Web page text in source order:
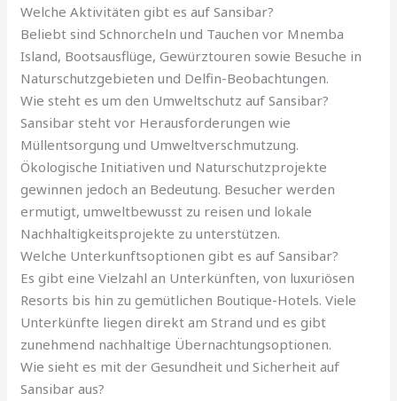
Welche Aktivitäten gibt es auf Sansibar?
Beliebt sind Schnorcheln und Tauchen vor Mnemba
Island, Bootsausflüge, Gewürztouren sowie Besuche in
Naturschutzgebieten und Delfin-Beobachtungen.
Wie steht es um den Umweltschutz auf Sansibar?
Sansibar steht vor Herausforderungen wie
Müllentsorgung und Umweltverschmutzung.
Ökologische Initiativen und Naturschutzprojekte
gewinnen jedoch an Bedeutung. Besucher werden
ermutigt, umweltbewusst zu reisen und lokale
Nachhaltigkeitsprojekte zu unterstützen.
Welche Unterkunftsoptionen gibt es auf Sansibar?
Es gibt eine Vielzahl an Unterkünften, von luxuriösen
Resorts bis hin zu gemütlichen Boutique-Hotels. Viele
Unterkünfte liegen direkt am Strand und es gibt
zunehmend nachhaltige Übernachtungsoptionen.
Wie sieht es mit der Gesundheit und Sicherheit auf
Sansibar aus?